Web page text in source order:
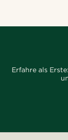
Erfahre als